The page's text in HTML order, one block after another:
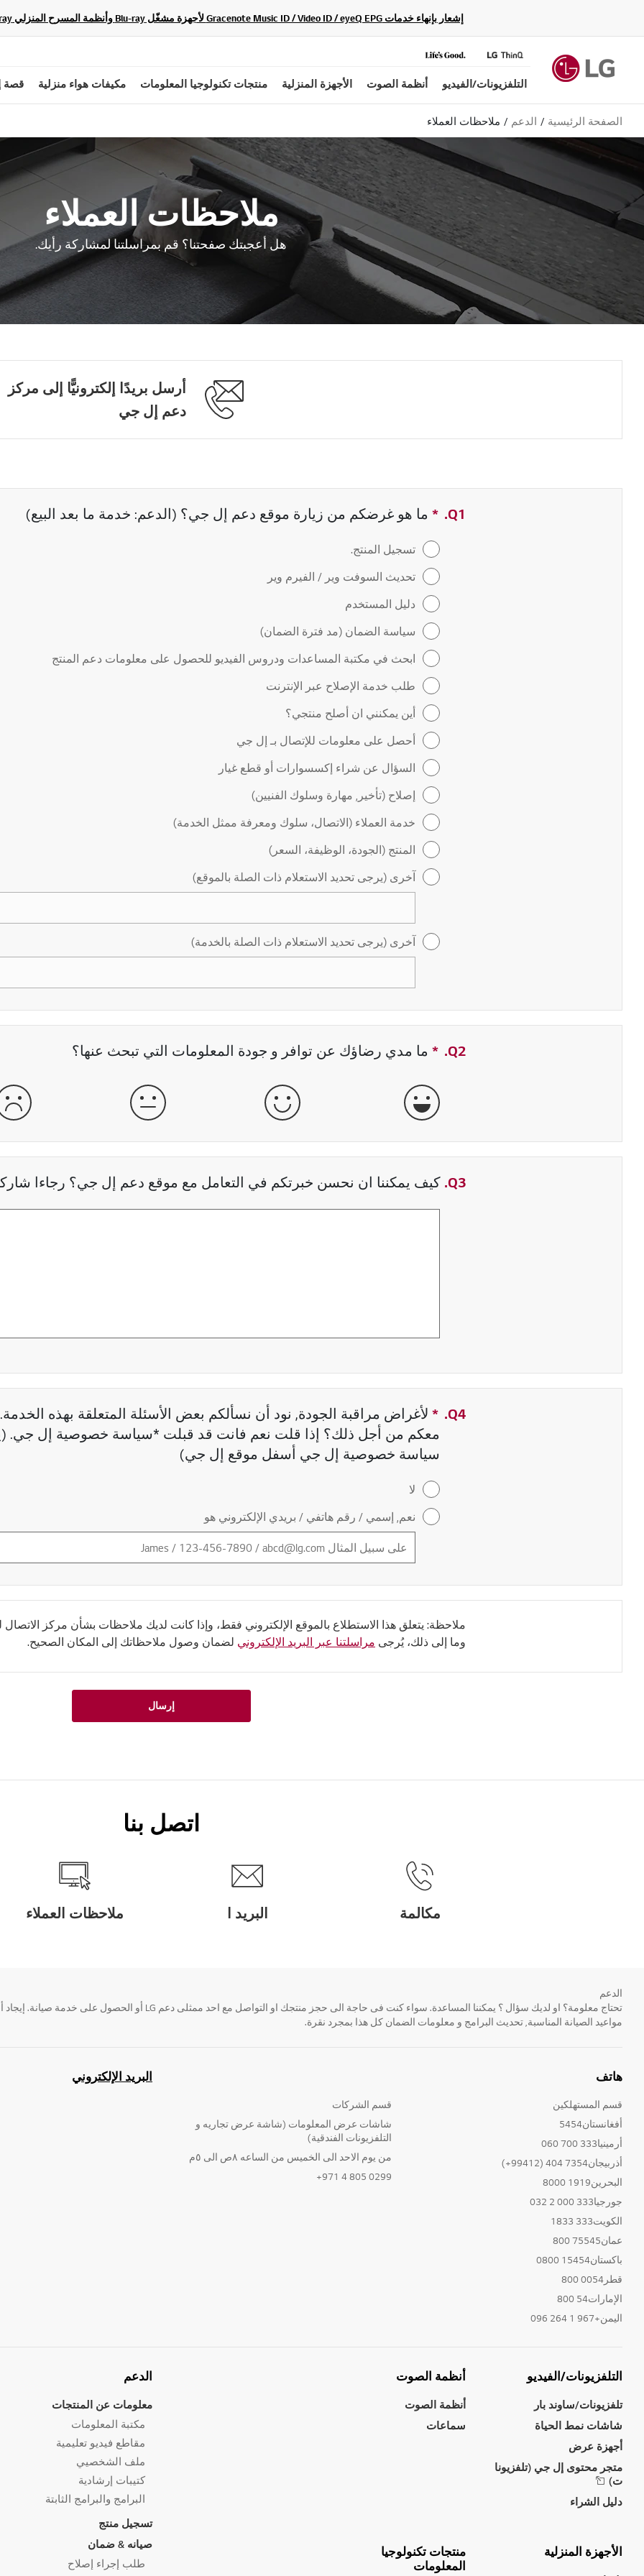
إشعار بإنهاء خدمات Gracenote Music ID / Video ID / eyeQ EPG لأجهزة مشغّل Blu-ray وأنظمة المسرح المنزلي Blu-ray، حيث لن تكون متاحة بعد الآن.
التلفزيونات/الفيديو أنظمة الصوت الأجهزة المنزلية منتجات تكنولوجيا المعلومات مكيفات هواء منزلية قصة
الصفحة الرئيسية الدعم ملاحظات العملاء
ملاحظات العملاء
هل أعجبتك صفحتنا؟ قم بمراسلتنا لمشاركة رأيك.
أرسل بريدًا إلكترونيًّا إلى مركز
دعم إل جي
Q1.
* حقل مطلوب
ما هو غرضكم من زيارة موقع دعم إل جي؟ (الدعم: خدمة ما بعد البيع)
تسجيل المنتج.
تحديث السوفت وير / الفيرم وير
دليل المستخدم
سياسة الضمان (مد فترة الضمان)
ابحث في مكتبة المساعدات ودروس الفيديو للحصول على معلومات دعم المنتج
طلب خدمة الإصلاح عبر الإنترنت
أين يمكنني ان أصلح منتجي؟
أحصل على معلومات للإتصال بـ إل جي
السؤال عن شراء إكسسوارات أو قطع غيار
إصلاح (تأخير, مهارة وسلوك الفنيين)
خدمة العملاء (الاتصال، سلوك ومعرفة ممثل الخدمة)
المنتج (الجودة، الوظيفة، السعر)
آخرى (يرجى تحديد الاستعلام ذات الصلة بالموقع)
آخرى (يرجى تحديد الاستعلام ذات الصلة بالخدمة)
Q2.
* حقل مطلوب
ما مدي رضاؤك عن توافر و جودة المعلومات التي تبحث عنها؟
جيدة جداً جيدة عادية
Q3. كيف يمكننا ان نحسن خبرتكم في التعامل مع موقع دعم إل جي؟ رجاءا
Q4.
* حقل مطلوب
لأغراض مراقبة الجودة, نود أن نسألكم بعض الأسئلة المتعلقة بهذه
معكم من أجل ذلك؟ إذا قلت نعم فانت قد قبلت *سياسة خصوصية إل جي.
سياسة خصوصية إل جي أسفل موقع إل جي)
لا
نعم, إسمي / رقم هاتفي / بريدي الإلكتروني هو
ملاحظة: يتعلق هذا الاستطلاع بالموقع الإلكتروني فقط، وإذا كانت لديك ملاحظات بشأن مركز الاتصال
وما إلى ذلك، يُرجى مراسلتنا عبر البريد الإلكتروني لضمان وصول ملاحظاتك إلى المكان الصحيح.
إرسال
اتصل بنا
مكالمة البريد ا ملاحظات العملاء
الدعم
مواعيد الصيانة المناسبة, تحديث البرامج و معلومات الضمان كل هذا بمجرد نقرة.
هاتف
قسم المستهلكين
أفغانستان5454
أرمينيا333 700 060
أذربيجان7354 404 (99412+)
البحرين1919 8000
جورجيا333 000 2 032
الكويت333 1833
عمان75545 800
باكستان15454 0800
قطر0054 800
الإمارات54 800
اليمن+967 1 264 096
قسم الشركات
شاشات عرض المعلومات (شاشة عرض تجاريه و
التلفزيونات الفندقية)
من يوم الاحد الى الخميس من الساعه ٨ص الى ٥م
0299 805 4 971+
البريد الإلكتروني
التلفزيونات/الفيديو
تلفزيونات/ساوند بار
شاشات نمط الحياة
أجهزة عرض
متجر محتوى إل جي (تلفزيونا
ت)
دليل الشراء
أنظمة الصوت
أنظمة الصوت
سماعات
الأجهزة المنزلية
منتجات تكنولوجيا
المعلومات
الدعم
معلومات عن المنتجات
مكتبة المعلومات
مقاطع فيديو تعليمية
ملف الشخصيي
كتيبات إرشادية
البرامج والبرامج الثابتة
تسجيل منتج
صيانه & ضمان
طلب إجراء إصلاح